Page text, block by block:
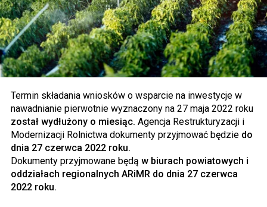
Termin składania wniosków o wsparcie na inwestycje w
nawadnianie pierwotnie wyznaczony na 27 maja 2022 roku
został wydłużony o miesiąc. Agencja Restrukturyzacji i
Modernizacji Rolnictwa dokumenty przyjmować będzie do
dnia 27 czerwca 2022 roku.
Dokumenty przyjmowane będą w biurach powiatowych i
oddziałach regionalnych ARiMR do dnia 27 czerwca
2022 roku.